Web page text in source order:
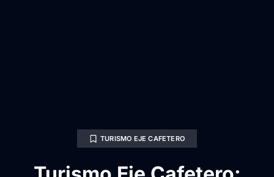
TURISMO EJE CAFETERO